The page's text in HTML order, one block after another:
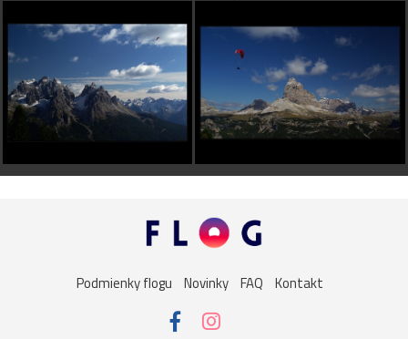
Podmienky flogu Novinky FAQ Kontakt